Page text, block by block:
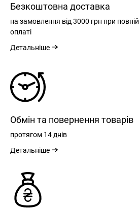
Безкоштовна доставка
на замовлення від 3000 грн при повній
оплаті
Детальніше
Обмін та повернення товарів
протягом 14 днів
Детальніше